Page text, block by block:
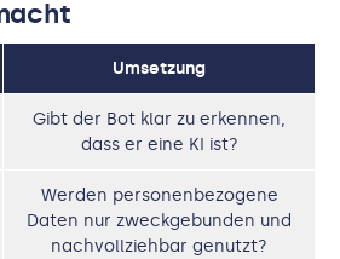
Umsetzung
Gibt der Bot klar zu erkennen,
dass er eine KI ist?
Werden personenbezogene
Daten nur zweckgebunden und
nachvollziehbar genutzt?